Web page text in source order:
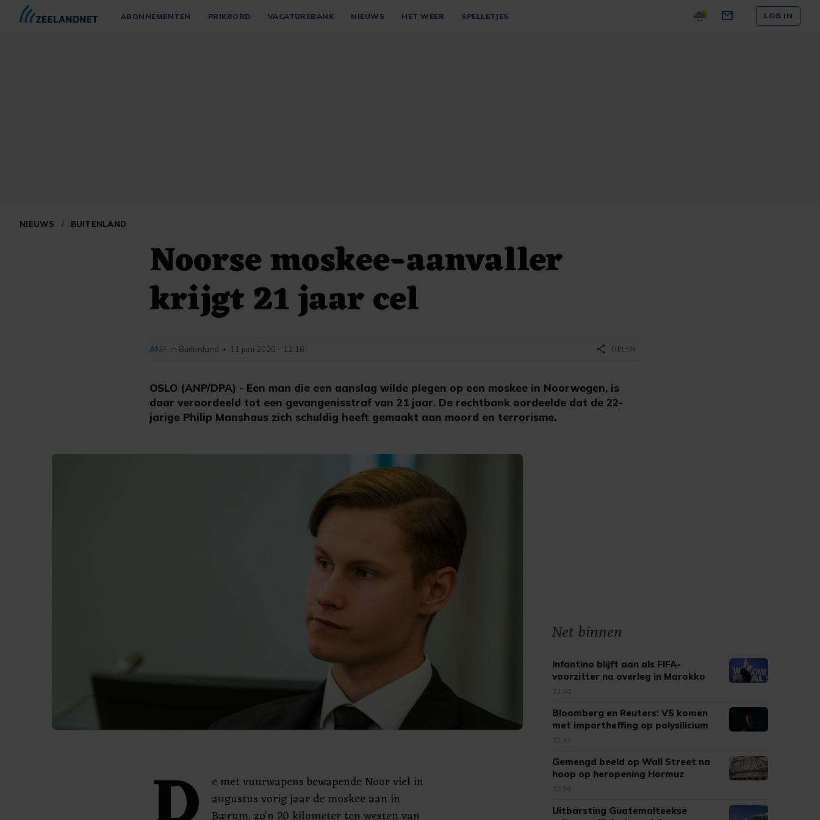
ABONNEMENTEN PRIKBORD VACATUREBANK NIEUWS HET WEER SPELLETJES LOG IN
NIEUWS / BUITENLAND
Noorse moskee-aanvaller
krijgt 21 jaar cel
OSLO (ANP/DPA) - Een man die een aanslag wilde plegen op een moskee in Noorwegen, is
daar veroordeeld tot een gevangenisstraf van 21 jaar. De rechtbank oordeelde dat de 22-
jarige Philip Manshaus zich schuldig heeft gemaakt aan moord en terrorisme.
ANP in Buitenland • 11 juni 2020 - 12:16 share DELEN
e met vuurwapens bewapende Noor viel in
augustus vorig jaar de moskee aan in
Net binnen
Infantino blijft aan als FIFA-
voorzitter na overleg in Marokko
23:40
Bloomberg en Reuters: VS komen
met importheffing op polysilicium
22:43
Gemengd beeld op Wall Street na
hoop op heropening Hormuz
22:20
Uitbarsting Guatemalteekse